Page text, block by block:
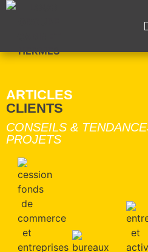
ARTICLES
CLIENTS
CONSEILS &
PROJETS